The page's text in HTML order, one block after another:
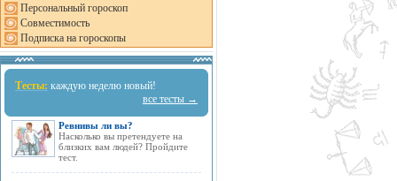
Персональный гороскоп
Совместимость
Подписка на гороскопы
Тесты: каждую неделю новый!
все тесты →
Ревнивы ли вы?
Насколько вы претендуете на
близких вам людей? Пройдите
тест.